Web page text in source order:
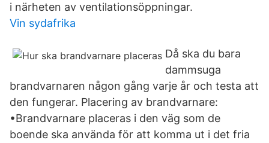
i närheten av ventilationsöppningar.
Vin sydafrika
Då ska du bara
dammsuga
brandvarnaren någon gång varje år och testa att
den fungerar. Placering av brandvarnare:
•Brandvarnare placeras i den väg som de
boende ska använda för att komma ut i det fria